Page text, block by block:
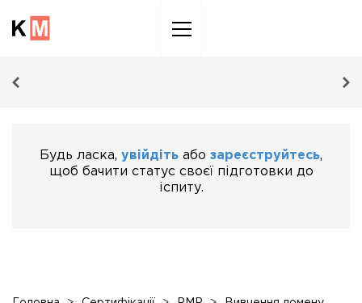
Будь ласка, увійдіть або зареєструйтесь,
щоб бачити статус своєї підготовки до
іспиту.